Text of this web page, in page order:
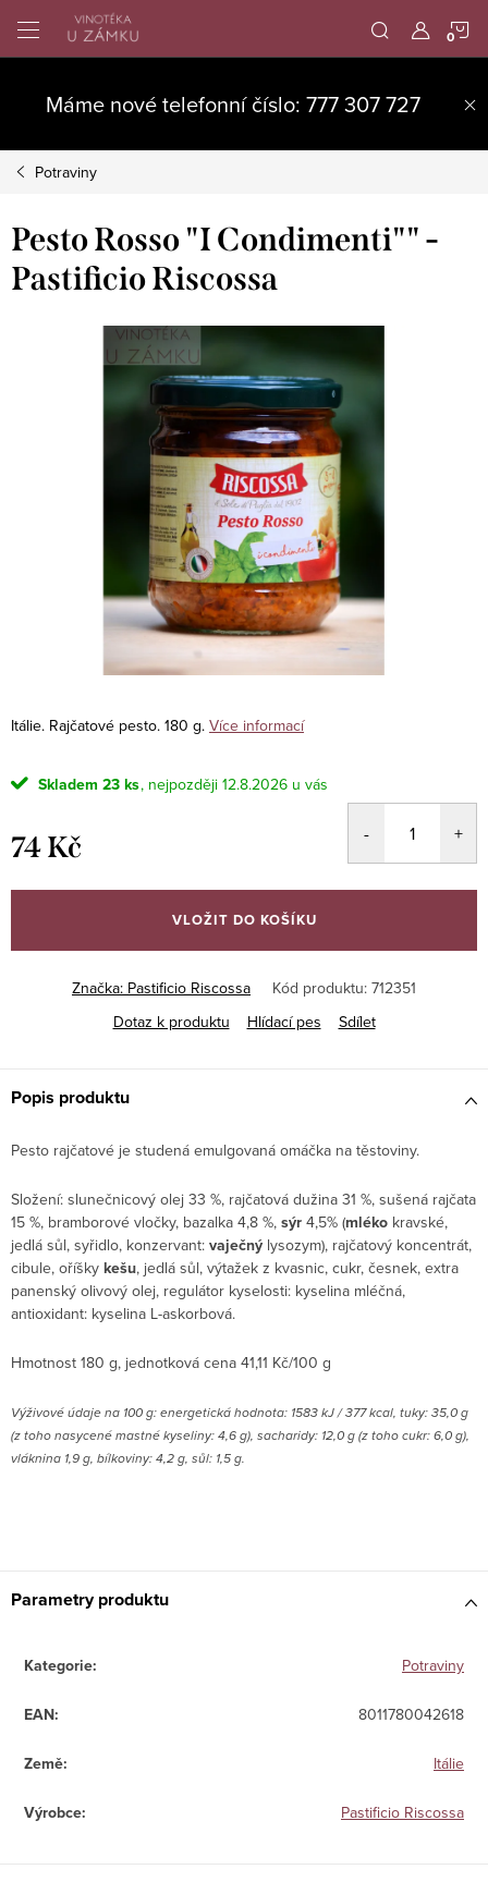
obsah
Máme nové telefonní číslo: 777 307 727
Potraviny
Pesto Rosso "I Condimenti"" -
Pastificio Riscossa
Itálie. Rajčatové pesto. 180 g. Více informací
Skladem 23 ks 12.8.2026
74 Kč
cena:
VLOŽIT DO KOŠÍKU
Značka: Pastificio Riscossa Kód produktu: 712351
Dotaz k produktu
Hlídací pes Sdílet
Popis produktu
Pesto rajčatové je studená emulgovaná omáčka na těstoviny.
Složení: slunečnicový olej 33 %, rajčatová dužina 31 %, sušená rajčata
15 %, bramborové vločky, bazalka 4,8 %, sýr 4,5% (mléko kravské,
jedlá sůl, syřidlo, konzervant: vaječný lysozym), rajčatový koncentrát,
cibule, oříšky kešu, jedlá sůl, výtažek z kvasnic, cukr, česnek, extra
panenský olivový olej, regulátor kyselosti: kyselina mléčná,
antioxidant: kyselina L-askorbová.
Hmotnost 180 g, jednotková cena 41,11 Kč/100 g
Výživové údaje na 100 g: energetická hodnota: 1583 kJ / 377 kcal, tuky: 35,0 g
(z toho nasycené mastné kyseliny: 4,6 g), sacharidy: 12,0 g (z toho cukr: 6,0 g),
vláknina 1,9 g, bílkoviny: 4,2 g, sůl: 1,5 g.
Parametry produktu
Kategorie: Potraviny
EAN: 8011780042618
Země: Itálie
Výrobce: Pastificio Riscossa